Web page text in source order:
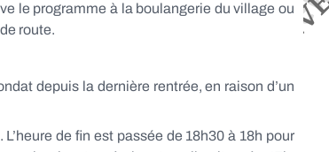
le programme à la boulangerie du village ou
route.
depuis la dernière rentrée, en raison d’un
de fin est passée de 18h30 à 18h pour